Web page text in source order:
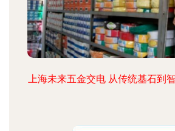
上海未来五金交电 从传统基石到